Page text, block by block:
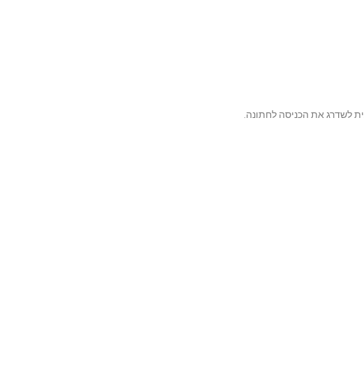
לשדרג את הכניסה לחתונה.